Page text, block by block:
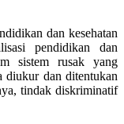
dan kesehatan
pendidikan dan
sistem rusak yang
diukur dan ditentukan
tindak diskriminatif